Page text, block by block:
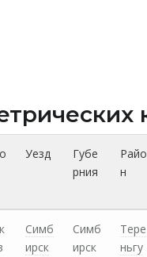
Уезд
Губе
рния
Райо
н
Симб
ирск
Симб
ирск
Тере
ньгу